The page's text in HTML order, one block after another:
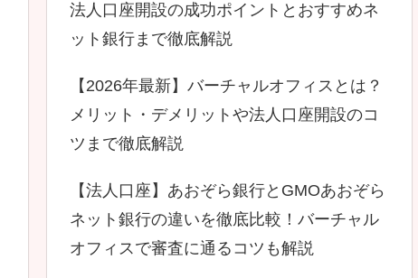
法人口座開設の成功ポイントとおすすめネ
ット銀行まで徹底解説
【2026年最新】バーチャルオフィスとは？
メリット・デメリットや法人口座開設のコ
ツまで徹底解説
【法人口座】あおぞら銀行とGMOあおぞら
ネット銀行の違いを徹底比較！バーチャル
オフィスで審査に通るコツも解説